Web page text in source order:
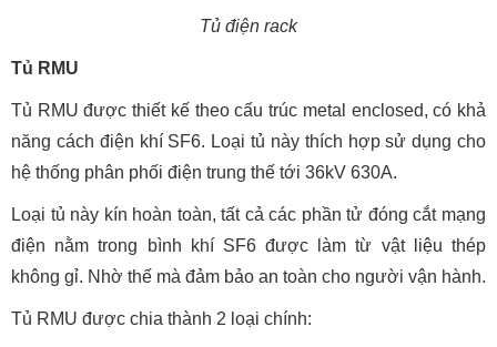
Tủ điện rack
Tủ RMU
Tủ RMU được thiết kế theo cấu trúc metal enclosed, có khả
năng cách điện khí SF6. Loại tủ này thích hợp sử dụng cho
hệ thống phân phối điện trung thế tới 36kV 630A.
Loại tủ này kín hoàn toàn, tất cả các phần tử đóng cắt mạng
điện nằm trong bình khí SF6 được làm từ vật liệu thép
không gỉ. Nhờ thế mà đảm bảo an toàn cho người vận hành.
Tủ RMU được chia thành 2 loại chính: